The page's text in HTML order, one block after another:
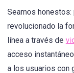
Seamos
revolucionado la
línea a través de
acceso
a los usuarios con